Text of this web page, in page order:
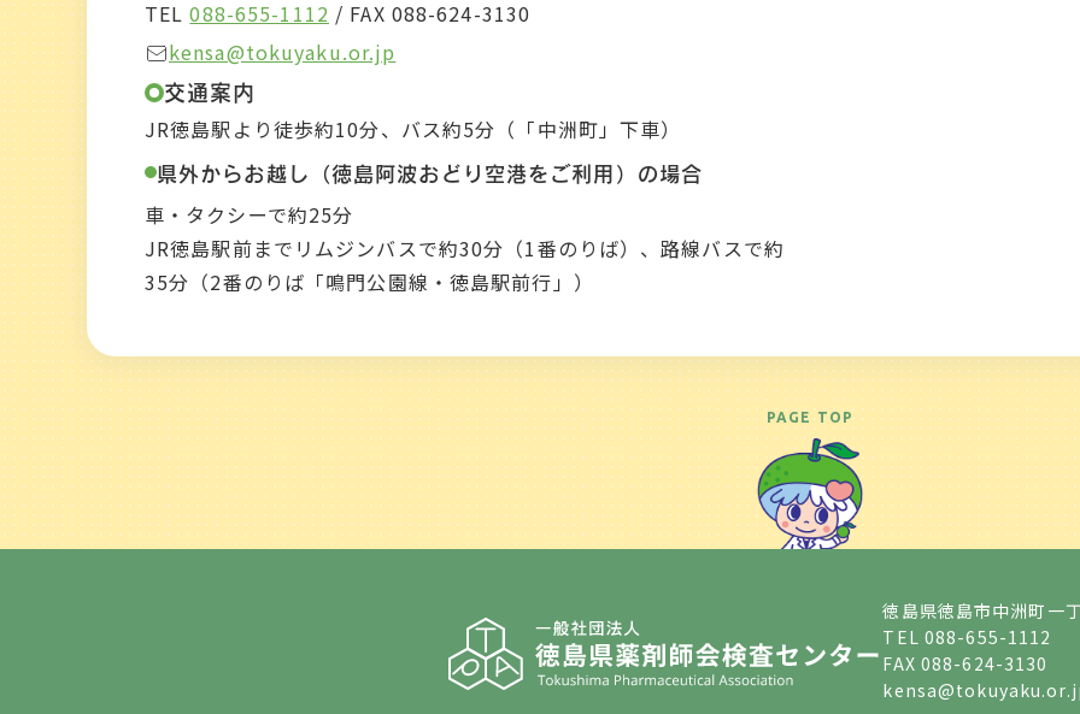
TEL088-655-1112 / FAX 088-624-3130
kensa@tokuyaku.or.jp
交通案内
JR徳島駅より徒歩約10分、バス約5分（「中洲町」下車）
県外からお越し（徳島阿波おどり空港をご利用）の場合
車・タクシーで約25分
JR徳島駅前までリムジンバスで約30分（1番のりば）、路線バスで約
35分（2番のりば「鳴門公園線・徳島駅前行」）
PAGE TOP
徳島県徳島市中洲町一
TEL 088-655-1112
FAX 088-624-3130